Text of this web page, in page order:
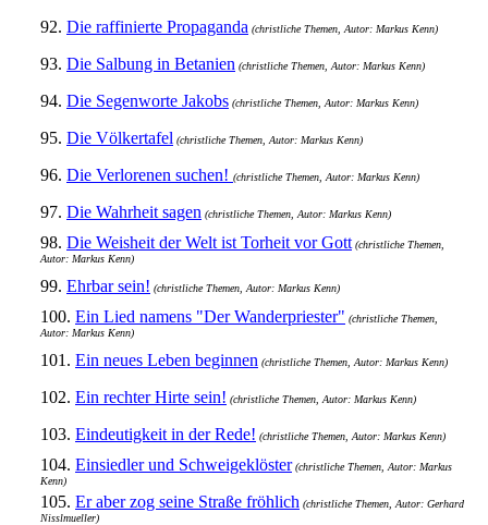
92. Die raffinierte Propaganda (christliche Themen, Autor: Markus Kenn)
93. Die Salbung in Betanien (christliche Themen, Autor: Markus Kenn)
94. Die Segenworte Jakobs (christliche Themen, Autor: Markus Kenn)
95. Die Völkertafel (christliche Themen, Autor: Markus Kenn)
96. Die Verlorenen suchen! (christliche Themen, Autor: Markus Kenn)
97. Die Wahrheit sagen (christliche Themen, Autor: Markus Kenn)
98. Die Weisheit der Welt ist Torheit vor Gott (christliche Themen,
Autor: Markus Kenn)
99. Ehrbar sein! (christliche Themen, Autor: Markus Kenn)
100. Ein Lied namens "Der Wanderpriester" (christliche Themen,
Autor: Markus Kenn)
101. Ein neues Leben beginnen (christliche Themen, Autor: Markus Kenn)
102. Ein rechter Hirte sein! (christliche Themen, Autor: Markus Kenn)
103. Eindeutigkeit in der Rede! (christliche Themen, Autor: Markus Kenn)
104. Einsiedler und Schweigeklöster(christliche Themen, Autor: Markus
Kenn)
105. Er aber zog seine Straße fröhlich (christliche Themen, Autor: Gerhard
Nisslmueller)